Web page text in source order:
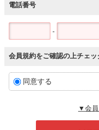
電話番号
-
会員規約をご確認の上チェ
同意する
▼会